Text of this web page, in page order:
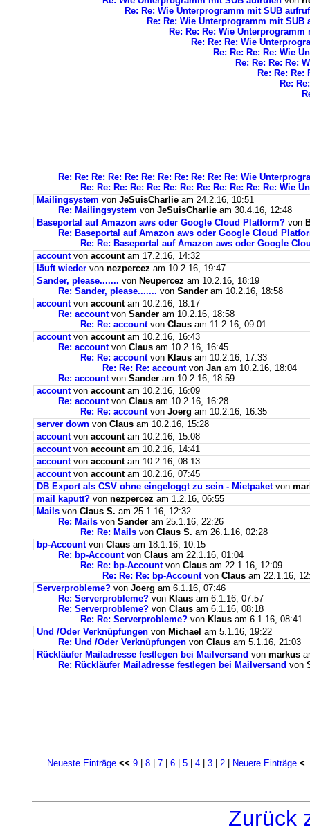
Re: Re: Wie Unterprogramm mit SUB
Re: Re: Wie Unterprogramm mit SUB
Re: Re: Re: Wie
Re: Re: Re: Wie
Re: Re: Re: Re: Wie
Re: Re: Re: Re:
Re: Re:
Re:
Re: Re: Re: Re: Re: Re: Re: Re: Re: Re: Re: Wie
Re: Re: Re: Re: Re: Re: Re: Re: Re: Re: Re: Re: Wie
Mailingsystem von JeSuisCharlie am 24.2.16, 10:51
Re: Mailingsystem von JeSuisCharlie am 30.4.16, 12:48
Baseportal auf Amazon aws oder Google Cloud Platform? von
Re: Baseportal auf Amazon aws oder Google Cloud
Re: Re: Baseportal auf Amazon aws oder Google
accountvon accountam 17.2.16, 14:32
läuft wieder von nezpercez am 10.2.16, 19:47
Sander, please....... von Neupercez am 10.2.16, 18:19
Re: Sander, please....... von Sander am 10.2.16, 18:58
accountvon accountam 10.2.16, 18:17
Re: accountvon Sander am 10.2.16, 18:58
Re: Re: accountvon Claus am 11.2.16, 09:01
accountvon accountam 10.2.16, 16:43
Re: accountvon Claus am 10.2.16, 16:45
Re: Re: accountvon Klaus am 10.2.16, 17:33
Re: Re: Re: accountvon Jan am 10.2.16, 18:04
Re: accountvon Sander am 10.2.16, 18:59
accountvon accountam 10.2.16, 16:09
Re: accountvon Claus am 10.2.16, 16:28
Re: Re: accountvon Joerg am 10.2.16, 16:35
server down von Claus am 10.2.16, 15:28
accountvon accountam 10.2.16, 15:08
accountvon accountam 10.2.16, 14:41
accountvon accountam 10.2.16, 08:13
accountvon accountam 10.2.16, 07:45
DB Export als CSV ohne eingeloggt zu sein - Mietpaketvon
mail kaputt? von nezpercez am 1.2.16, 06:55
Mails von Claus S. am 25.1.16, 12:32
Re: Mails von Sander am 25.1.16, 22:26
Re: Re: Mails von Claus S. am 26.1.16, 02:28
bp-Accountvon Claus am 18.1.16, 10:15
Re: bp-Accountvon Claus am 22.1.16, 01:04
Re: Re: bp-Accountvon Claus am 22.1.16, 12:09
Re: Re: Re: bp-Accountvon Claus am 22.1.16,
Serverprobleme? von Joerg am 6.1.16, 07:46
Re: Serverprobleme? von Klaus am 6.1.16, 07:57
Re: Serverprobleme? von Claus am 6.1.16, 08:18
Re: Re: Serverprobleme? von Klaus am 6.1.16, 08:41
Und /Oder Verknüpfungen von Michael am 5.1.16, 19:22
Re: Und /Oder Verknüpfungen von Claus am 5.1.16, 21:03
Rückläufer Mailadresse festlegen bei Mailversand von markus
Re: Rückläufer Mailadresse festlegen bei Mailversand von
Neueste Einträge << 9 |8 |7 |6 |5 |4 |3 |2 Neuere Einträge <
Zurück